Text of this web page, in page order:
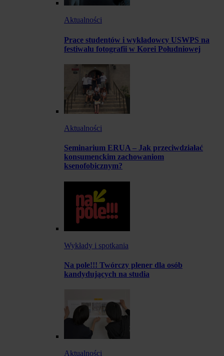
Aktualności
Prace studentów i wykładowcy USWPS na
festiwalu fotografii w Korei Południowej
Aktualności
Seminarium ERUA – Jak przeciwdziałać
konsumenckim zachowaniom
ksenofobicznym?
Wykłady i spotkania
Na pole!!! Twórczy plener dla osób
kandydujących na studia
Aktualności